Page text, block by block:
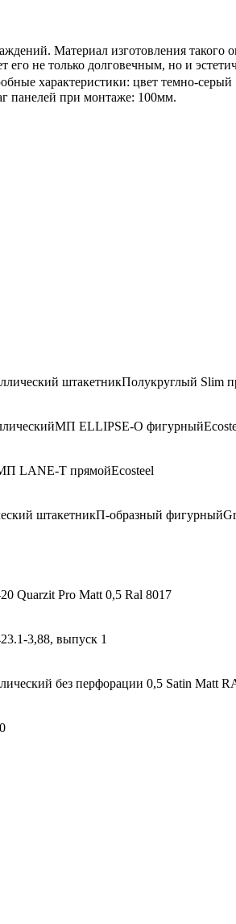
Материал изготовления
его не только долговечным, но и
характеристики: цвет темно-
панелей при монтаже: 100мм.